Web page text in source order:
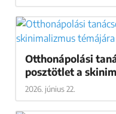
Otthonápolási
posztötlet a
2026. június 22.